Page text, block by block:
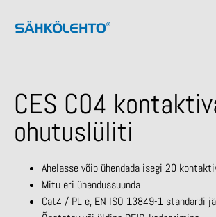
CES C04
ohutuslüliti
Ahelasse võib ühendada isegi 20
Mitu eri ühendussuunda
Cat4 / PL e, EN ISO 13849-1 standardi